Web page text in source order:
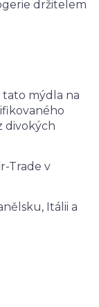
držitelem
mýdla na
divokých
Trade v
Itálii a